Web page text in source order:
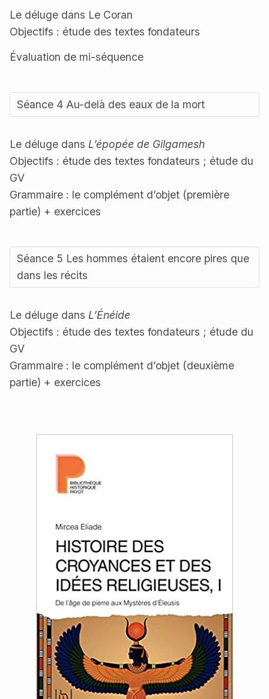
Le déluge dans Le Coran
Objectifs : étude des textes fondateurs
Évaluation de mi-séquence
Séance 4 Au-delà des eaux de la mort
Le déluge dans L’épopée de Gilgamesh
Objectifs : étude des textes fondateurs ; étude du
GV
Grammaire : le complément d’objet (première
partie) + exercices
Séance 5 Les hommes étaient encore pires que
dans les récits
Le déluge dans L’Énéide
Objectifs : étude des textes fondateurs ; étude du
GV
Grammaire : le complément d’objet (deuxième
partie) + exercices